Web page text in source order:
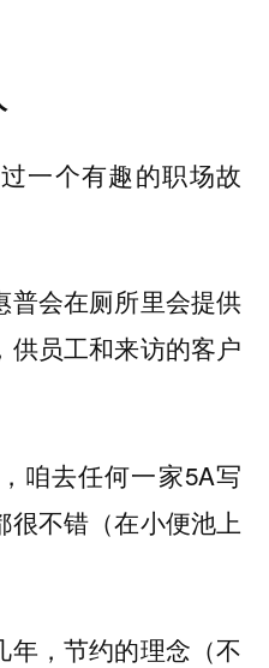
一个有趣的职场故
普会在厕所里会提供
供员工和来访的客户
咱去任何一家5A写
不错（在小便池上
年，节约的理念（不